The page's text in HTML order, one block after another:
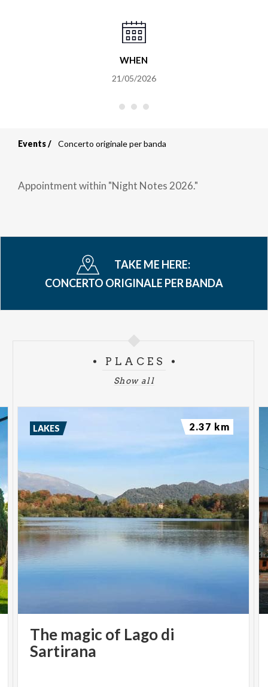
WHEN
21/05/2026
Breadcrumb
Events Concerto originale per banda
Appointment within "Night Notes 2026."
TAKE ME HERE:
CONCERTO ORIGINALE PER BANDA
PLACES
Show all
The magic of Lago di
Sartirana
LAKES 2.37 km